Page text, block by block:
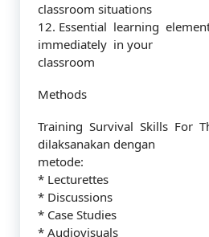
classroom situations
12. Essential learning
immediately in your
classroom
Methods
Training Survival Skills For
dilaksanakan dengan
metode:
* Lecturettes
* Discussions
* Case Studies
* Audiovisuals